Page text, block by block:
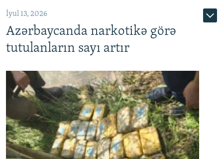
İyul 13, 2026
Azərbaycanda narkotikə görə
tutulanların sayı artır